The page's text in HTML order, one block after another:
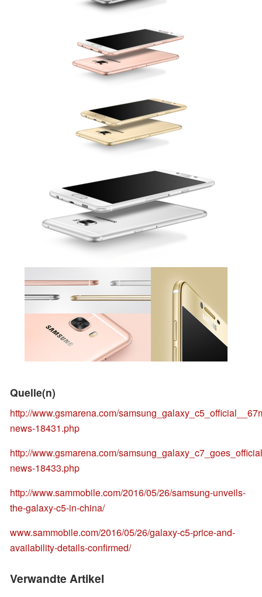
Quelle(n)
http://www.gsmarena.com/
news-18431.php
http://www.gsmarena.com/
news-18433.php
http://www.sammobile.com/2016/05/26/samsung-unveils-
the-galaxy-c5-in-china/
www.sammobile.com/2016/05/26/galaxy-c5-price-and-
availability-details-confirmed/
Verwandte Artikel